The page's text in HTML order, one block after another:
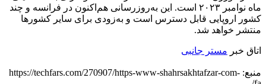
ماه نوامبر ۲۰۲۳ است. این به‌روزرسانی هم‌اکنون در فرانسه و چند
کشور اروپایی قابل دسترس است و به‌زودی برای سایر کشورها
منتشر خواهد شد.
اتاق خبر مستر جانبی
منبع: https://techfars.com/270907/https-www-shahrsakhtafzar-com-